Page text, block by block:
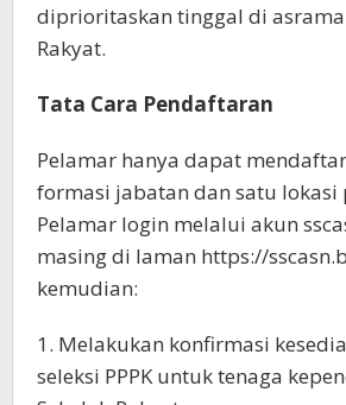
diprioritaskan tinggal di asrama
Rakyat.
Tata Cara Pendaftaran
Pelamar hanya dapat
formasi jabatan dan satu lokasi
Pelamar login melalui akun
masing di laman https://
kemudian:
1. Melakukan konfirmasi
seleksi PPPK untuk tenaga